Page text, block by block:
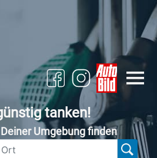
tanken!
Umgebung finden